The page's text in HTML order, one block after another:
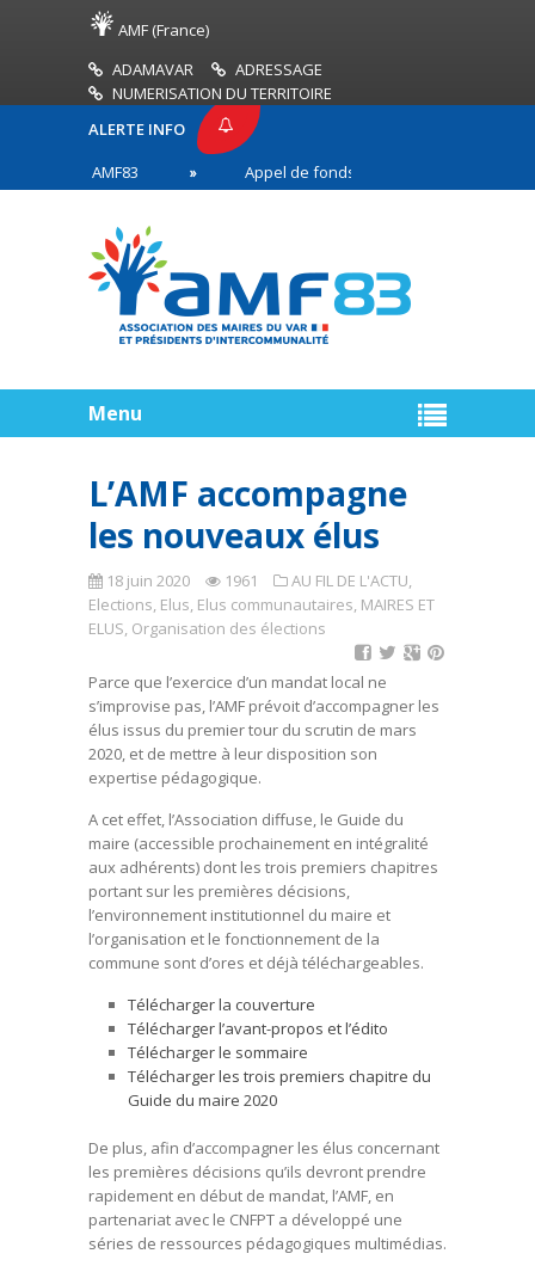
AMF (France)
ADAMAVAR
ADRESSAGE
NUMERISATION DU TERRITOIRE
ALERTE INFO
AMF83
Appel de fonds incendies de forêt
en première ligne
Menu
L’AMF accompagne
les nouveaux élus
18 juin 2020 1961 AU FIL DE L'ACTU,
Elections, Elus, Elus communautaires, MAIRES ET
ELUS, Organisation des élections
Parce que l’exercice d’un mandat local ne
s’improvise pas, l’AMF prévoit d’accompagner les
élus issus du premier tour du scrutin de mars
2020, et de mettre à leur disposition son
expertise pédagogique.
A cet effet, l’Association diffuse, le Guide du
maire (accessible prochainement en intégralité
aux adhérents) dont les trois premiers chapitres
portant sur les premières décisions,
l’environnement institutionnel du maire et
l’organisation et le fonctionnement de la
commune sont d’ores et déjà téléchargeables.
Télécharger la couverture
Télécharger l’avant-propos et l’édito
Télécharger le sommaire
Télécharger les trois premiers chapitre du
Guide du maire 2020
De plus, afin d’accompagner les élus concernant
les premières décisions qu’ils devront prendre
rapidement en début de mandat, l’AMF, en
partenariat avec le CNFPT a développé une
séries de ressources pédagogiques multimédias.